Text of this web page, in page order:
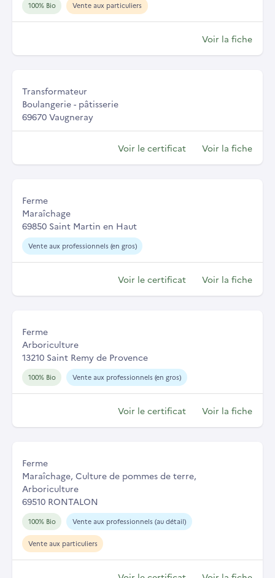
100% Bio Vente aux particuliers
Voir la fiche
Transformateur
Boulangerie - pâtisserie
69670 Vaugneray
Voir le certificat Voir la fiche
Ferme
Maraîchage
69850 Saint Martin en Haut
Vente aux professionnels (en gros)
Voir le certificat Voir la fiche
Ferme
Arboriculture
13210 Saint Remy de Provence
100% Bio Vente aux professionnels (en gros)
Voir le certificat Voir la fiche
Ferme
Maraîchage, Culture de pommes de terre,
Arboriculture
69510 RONTALON
100% Bio Vente aux professionnels (au détail)
Vente aux particuliers